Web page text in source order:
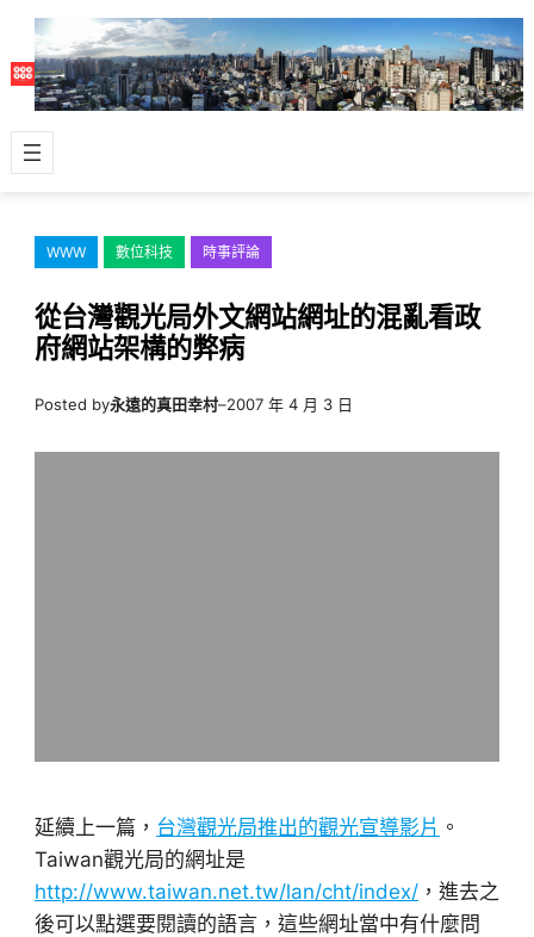
主
容
WWW 數位科技 時事評論
從台灣觀光局外文網站網址的混亂看政
府網站架構的弊病
Posted by永遠的真田幸村–2007 年 4 月 3 日
延續上一篇， 台灣觀光局推出的觀光宣導影片 。
Taiwan觀光局的網址是
http://www.taiwan.net.tw/lan/cht/index/，進去之
後可以點選要閱讀的語言，這些網址當中有什麼問